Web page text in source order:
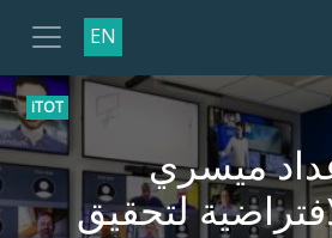
EN
iTOT
ميسري
لتحقيق